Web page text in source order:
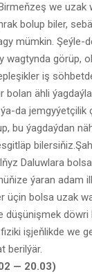
we uzak
bolup biler,
mümkin. Şeýle-
wagtynda görüp,
iş
bolan ähli
da jemgyýetçilik
bu ýagdaýdan
Daluwlara
ýaran adam
üçin bolsa uzak
düşünişmek döwri
işjeňlikde we
berilýär.
— 20.03)